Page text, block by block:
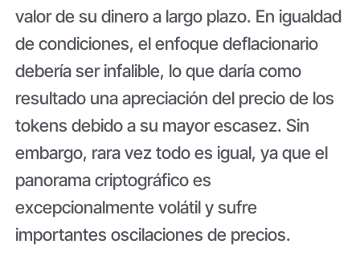
valor de su dinero a largo plazo. En igualdad
de condiciones, el enfoque deflacionario
debería ser infalible, lo que daría como
resultado una apreciación del precio de los
tokens debido a su mayor escasez. Sin
embargo, rara vez todo es igual, ya que el
panorama criptográfico es
excepcionalmente volátil y sufre
importantes oscilaciones de precios.